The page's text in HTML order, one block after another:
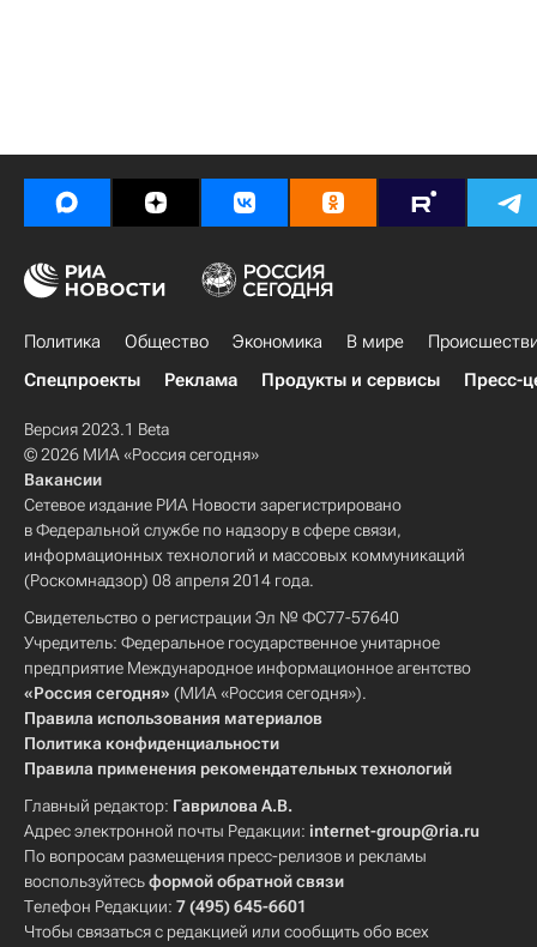
Политика Общество Экономика В мире
Спецпроекты
Реклама Продукты и сервисы Пресс-
Версия 2023.1 Beta
© 2026 МИА «Россия сегодня»
Вакансии
Сетевое издание РИА Новости зарегистрировано
в Федеральной службе по надзору в сфере связи,
информационных технологий и массовых коммуникаций
(Роскомнадзор) 08 апреля 2014 года.
Свидетельство о регистрации Эл № ФС77-57640
Учредитель: Федеральное государственное унитарное
предприятие Международное информационное агентство
«Россия сегодня» (МИА «Россия сегодня»).
Правила использования материалов
Политика конфиденциальности
Правила применения рекомендательных технологий
Главный редактор: Гаврилова А.В.
Адрес электронной почты Редакции: internet-group@ria.ru
По вопросам размещения пресс-релизов и рекламы
воспользуйтесьформой обратной связи
Телефон Редакции: 7 (495) 645-6601
Чтобы связаться с редакцией или сообщить обо всех